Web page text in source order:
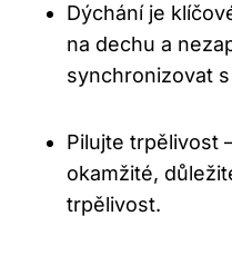
Dýchání je
na dechu a
synchronizovat
Pilujte trpělivost
okamžité,
trpělivost.